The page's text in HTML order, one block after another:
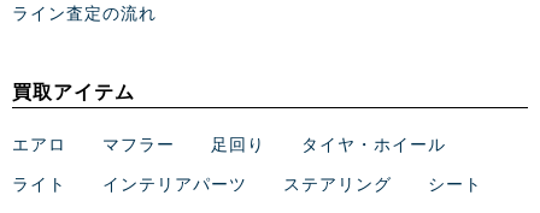
ライン査定の流れ
買取アイテム
エアロ マフラー 足回り タイヤ・ホイール
ライト インテリアパーツ ステアリング シート